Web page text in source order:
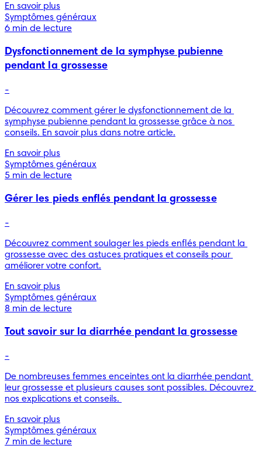
En savoir plus
Symptômes généraux
6 min de lecture
Dysfonctionnement de la symphyse pubienne
pendant la grossesse
-
Découvrez comment gérer le dysfonctionnement de la
symphyse pubienne pendant la grossesse grâce à nos
conseils. En savoir plus dans notre article.
En savoir plus
Symptômes généraux
5 min de lecture
Gérer les pieds enflés pendant la grossesse
-
Découvrez comment soulager les pieds enflés pendant la
grossesse avec des astuces pratiques et conseils pour
améliorer votre confort.
En savoir plus
Symptômes généraux
8 min de lecture
Tout savoir sur la diarrhée pendant la grossesse
-
De nombreuses femmes enceintes ont la diarrhée pendant
leur grossesse et plusieurs causes sont possibles. Découvrez
nos explications et conseils.
En savoir plus
Symptômes généraux
7 min de lecture